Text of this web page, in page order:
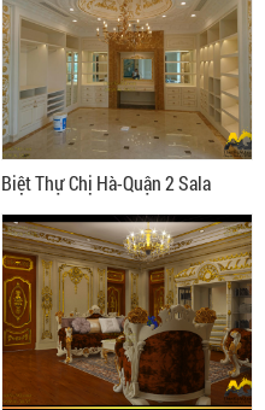
Biệt Thự Chị Hà-Quận 2 Sala